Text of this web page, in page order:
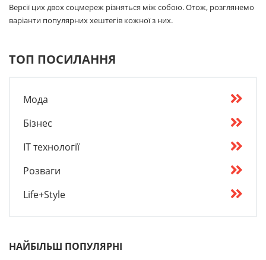
Версії цих двох соцмереж різняться між собою. Отож, розглянемо
варіанти популярних хештегів кожної з них.
ТОП ПОСИЛАННЯ
Мода
Бізнес
IT технології
Розваги
Life+Style
НАЙБІЛЬШ ПОПУЛЯРНІ